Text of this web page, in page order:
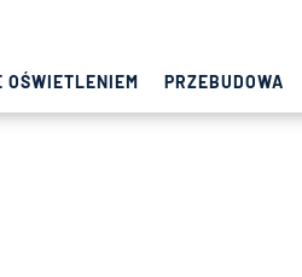
OŚWIETLENIEM PRZEBUDOWA